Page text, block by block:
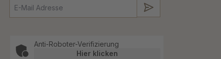
Anti-Roboter-Verifizierung
Hier klicken